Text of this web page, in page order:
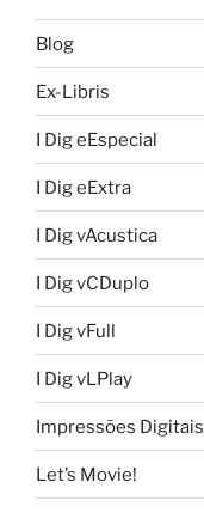
Blog
Ex-Libris
I Dig eEspecial
I Dig eExtra
I Dig vAcustica
I Dig vCDuplo
I Dig vFull
I Dig vLPlay
Impressões Digitais
Let’s Movie!